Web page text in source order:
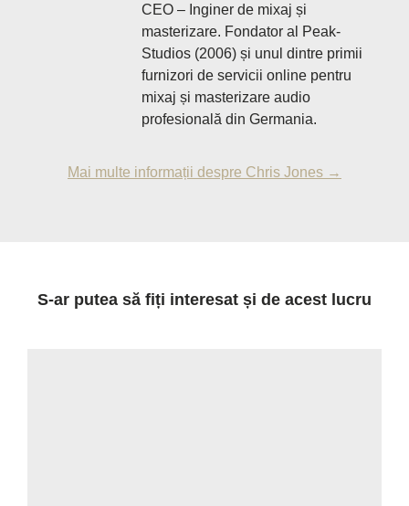
CEO – Inginer de mixaj și
masterizare. Fondator al Peak-
Studios (2006) și unul dintre primii
furnizori de servicii online pentru
mixaj și masterizare audio
profesională din Germania.
Mai multe informații despre Chris Jones →
S-ar putea să fiți interesat și de acest lucru